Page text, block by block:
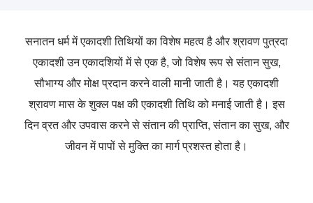
सनातन धर्म में एकादशी तिथियों का विशेष महत्व है और श्रावण पुत्रदा
एकादशी उन एकादशियों में से एक है, जो विशेष रूप से संतान सुख,
सौभाग्य और मोक्ष प्रदान करने वाली मानी जाती है। यह एकादशी
श्रावण मास के शुक्ल पक्ष की एकादशी तिथि को मनाई जाती है। इस
दिन व्रत और उपवास करने से संतान की प्राप्ति, संतान का सुख, और
जीवन में पापों से मुक्ति का मार्ग प्रशस्त होता है।